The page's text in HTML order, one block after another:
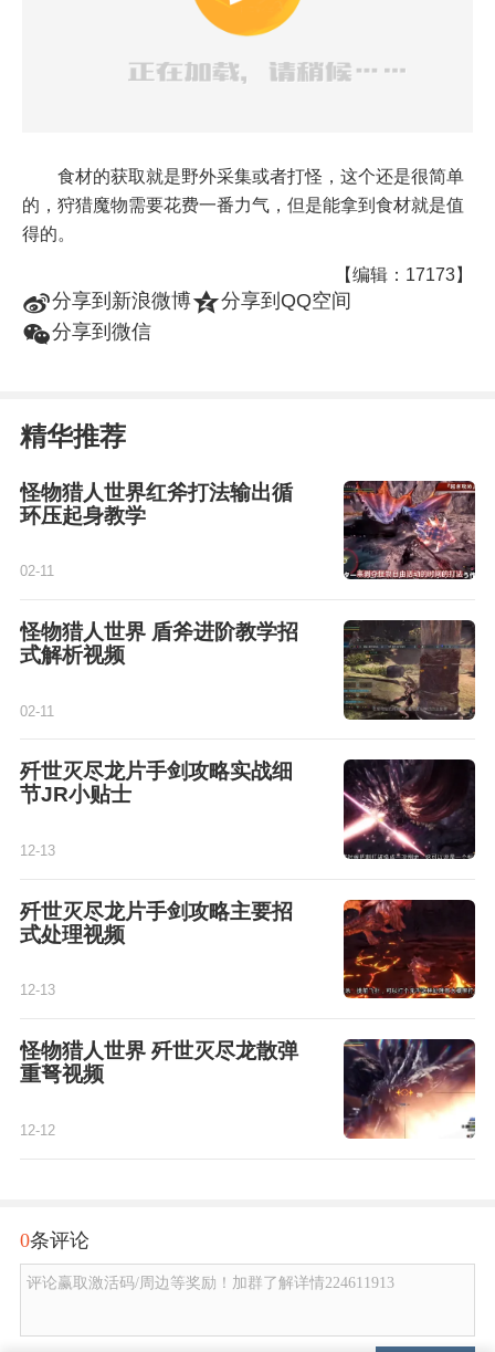
食材的获取就是野外采集或者打怪，这个还是很简单
的，狩猎魔物需要花费一番力气，但是能拿到食材就是值
得的。
【编辑：17173】
t分享到新浪微博z分享到QQ空间
w分享到微信
精华推荐
怪物猎人世界红斧打法输出循
环压起身教学
02-11
怪物猎人世界 盾斧进阶教学招
式解析视频
02-11
歼世灭尽龙片手剑攻略实战细
节JR小贴士
12-13
歼世灭尽龙片手剑攻略主要招
式处理视频
12-13
怪物猎人世界 歼世灭尽龙散弹
重弩视频
12-12
0条评论
评论赢取激活码/周边等奖励！加群了解详情224611913